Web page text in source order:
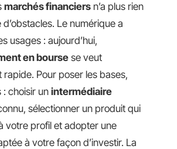
marchés financiers n’a plus rien
d’obstacles. Le numérique a
usages : aujourd’hui,
en bourse se veut
rapide. Pour poser les bases,
choisir un intermédiaire
sélectionner un produit qui
votre profil et adopter une
à votre façon d’investir. La